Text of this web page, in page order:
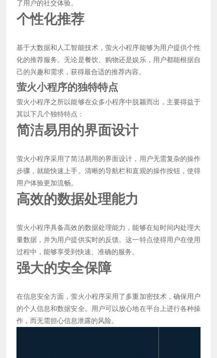
了用户的社交体验。
个性化推荐
基于大数据和人工智能技术，萤火小程序能够为用户提供个性
化的推荐服务。无论是餐饮、购物还是娱乐，用户都能根据自
己的兴趣和需求，获得最合适的推荐内容。
萤火小程序的独特特点
萤火小程序之所以能够在众多小程序中脱颖而出，主要得益于
其以下几个独特特点：
简洁易用的界面设计
萤火小程序采用了简洁易用的界面设计，用户无需复杂的操作
步骤，就能快速上手。清晰的导航栏和直观的操作按钮，使得
用户体验更加流畅。
高效的数据处理能力
萤火小程序具备高效的数据处理能力，能够在短时间内处理大
量数据，并为用户提供实时的反馈。这一特点使得用户在使用
过程中，能够享受到快速、准确的服务。
强大的安全保障
在信息安全方面，萤火小程序采用了多重加密技术，确保用户
的个人信息和数据安全。用户可以放心地在平台上进行各种操
作，而无需担心信息泄露的风险。